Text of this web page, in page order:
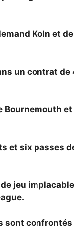
Koln et
un contrat
Bournemouth
et six passes
jeu
sont